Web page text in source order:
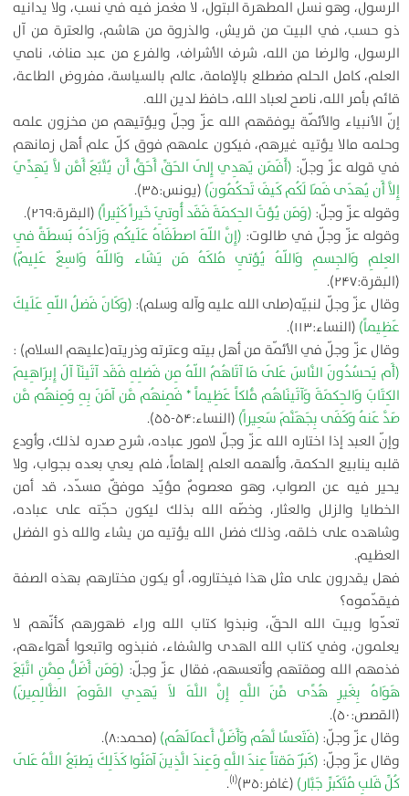
الرسول، وهو نسل المطهرة البتول، لا مغمز فيه في نسب، ولا يدانيه
ذو حسب، في البيت من قريش، والذروة من هاشم، والعترة من آل
الرسول، والرضا من الله، شرف الأشراف، والفرع من عبد مناف، نامي
العلم، كامل الحلم مضطلع بالإمامة، عالم بالسياسة، مفروض الطاعة،
قائم بأمر الله، ناصح لعباد الله، حافظ لدين الله.
إنّ الأنبياء والأئمّة يوفقهم الله عزّ وجلّ ويؤتيهم من مخزون علمه
وحلمه مالا يؤتيه غيرهم، فيكون علمهم فوق كلّ علم أهل زمانهم
في قوله عزّ وجلّ: (أَفَمَن يَهدِي إِلَى الحَقِّ أَحَقُّ أَن يُتَّبَعَ أَمَّن لاَّ يَهِدِّيَ
إِلاَّ أَن يُهدَى فَمَا لَكُم كَيفَ تَحكُمُونَ) (يونس:۳۵).
وقوله عزّ وجلّ: (وَمَن يُؤتَ الحِكمَةَ فَقَد أُوتِيَ خَيراً كَثِيراً) (البقرة:۲۶۹).
وقوله عزّ وجلّ في طالوت: (إِنَّ اللّهَ اصطَفَاهُ عَلَيكُم وَزَادَهُ بَسطَةً فِي
العِلمِ وَالجِسمِ وَاللّهُ يُؤتِي مُلكَهُ مَن يَشَاء وَاللّهُ وَاسِعٌ عَلِيمٌ)
(البقرة:۲۴۷).
وقال عزّ وجلّ لنبيّه(صلى الله عليه وآله وسلم): (وَكَانَ فَضلُ اللّهِ عَلَيكَ
عَظِيماً) (النساء:۱۱۳).
وقال عزّ وجلّ في الأئمّة من أهل بيته وعترته وذريته(عليهم السلام) :
(أَم يَحسُدُونَ النَّاسَ عَلَى مَا آتَاهُمُ اللّهُ مِن فَضلِهِ فَقَد آتَينَآ آلَ إِبرَاهِيمَ
الكِتَابَ وَالحِكمَةَ وَآتَينَاهُم مُّلكاً عَظِيماً * فَمِنهُم مَّن آمَنَ بِهِ وَمِنهُم مَّن
صَدَّ عَنهُ وَكَفَى بِجَهَنَّمَ سَعِيراً) (النساء:۵۴-۵۵).
وإنّ العبد إذا اختاره الله عزّ وجلّ لامور عباده، شرح صدره لذلك، وأودع
قلبه ينابيع الحكمة، وألهمه العلم إلهاماً، فلم يعي بعده بجواب، ولا
يحير فيه عن الصواب، وهو معصومٌ مؤيّد موفقٌ مسدّد، قد أمن
الخطايا والزلل والعثار، وخصّه الله بذلك ليكون حجّته على عباده،
وشاهده على خلقه، وذلك فضل الله يؤتيه من يشاء والله ذو الفضل
العظيم.
فهل يقدرون على مثل هذا فيختاروه، أو يكون مختارهم بهذه الصفة
فيقدّموه؟
تعدّوا وبيت الله الحقّ، ونبذوا كتاب الله وراء ظهورهم كأنّهم لا
يعلمون، وفي كتاب الله الهدى والشفاء، فنبذوه واتبعوا أهواءهم،
فذمهم الله ومقتهم وأتعسهم، فقال عزّ وجلّ: (وَمَن أَضَلُّ مِمَّنِ اتَّبَعَ
هَوَاهُ بِغَيرِ هُدًى مِّنَ اللَّهِ إِنَّ اللَّهَ لاَ يَهدِي القَومَ الظَّالِمِينَ)
(القصص:۵۰).
وقال عزّ وجلّ: (فَتَعسًا لَّهُم وَأَضَلَّ أَعمَالَهُم) (محمد:۸).
وقال عزّ وجلّ: (كَبُرَ مَقتاً عِندَ اللَّهِ وَعِندَ الَّذِينَ آمَنُوا كَذَلِكَ يَطبَعُ اللَّهُ عَلَى
كُلِّ قَلبِ مُتَكَبِّر جَبَّار) (غافر:۳۵) (۱) .